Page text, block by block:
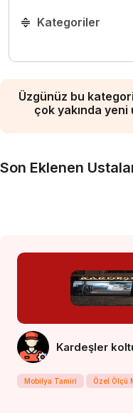
Kategoriler
Üzgünüz bu
çok yakında yeni
Son Eklenen
Kardeşler
Mobilya Tamiri Özel Ölçü